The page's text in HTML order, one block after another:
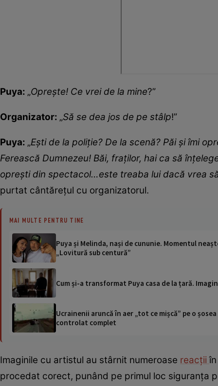
Puya: „Oprește! Ce vrei de la mine?”
Organizator: „Să se dea jos de pe stâlp!”
Puya: „Ești de la poliție? De la scenă? Păi și îmi
Ferească Dumnezeu! Băi, fraților, hai ca să
oprești din spectacol…este treaba lui dacă vrea
purtat cântărețul cu organizatorul.
MAI MULTE PENTRU TINE
Puya și Melinda, nași de cununie. Momentul
„Lovitură sub centură”
Cum și-a transformat Puya casa de la țară.
Ucrainenii aruncă în aer „tot ce mișcă” pe o
controlat complet
Imaginile cu artistul au stârnit numeroase reacții
procedat corect, punând pe primul loc siguranța